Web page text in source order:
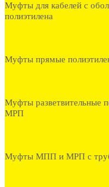
Муфты для кабелей с
полиэтилена
Муфты прямые
Муфты разветвительные
МРП
Муфты МПП и МРП с